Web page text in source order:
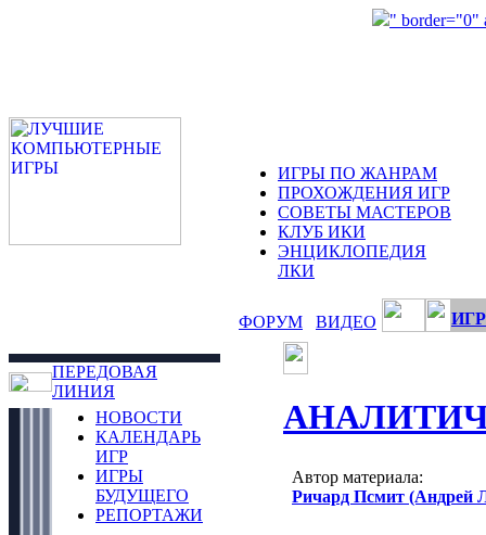
" border="0"
ИГРЫ ПО ЖАНРАМ
ПРОХОЖДЕНИЯ ИГР
СОВЕТЫ МАСТЕРОВ
КЛУБ ИКИ
ЭНЦИКЛОПЕДИЯ
ЛКИ
ФОРУМ ВИДЕО
ПЕРЕДОВАЯ
ЛИНИЯ
НОВОСТИ
КАЛЕНДАРЬ
ИГР
ИГРЫ
БУДУЩЕГО
РЕПОРТАЖИ
Автор материала:
Ричард Псмит (Андрей